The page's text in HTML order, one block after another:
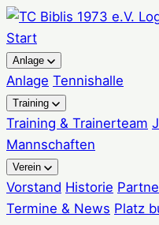
Zum
Inhalt
springen
Start
Anlage
Anlage Tennishalle
Training
Training & Trainerteam
Mannschaften
Verein
Vorstand Historie
Termine & News Platz